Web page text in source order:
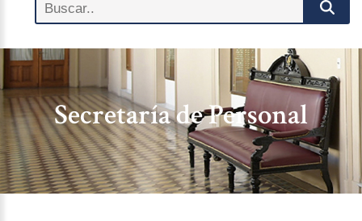
Secretaría de Personal